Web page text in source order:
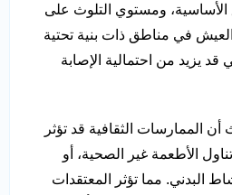
الأساسية، ومستوي التلوث على
في مناطق ذات بنية تحتية
قد يزيد من احتمالية الإصابة
أن الممارسات الثقافية قد تؤثر
الأطعمة غير الصحية، أو
البدني. مما تؤثر المعتقدات